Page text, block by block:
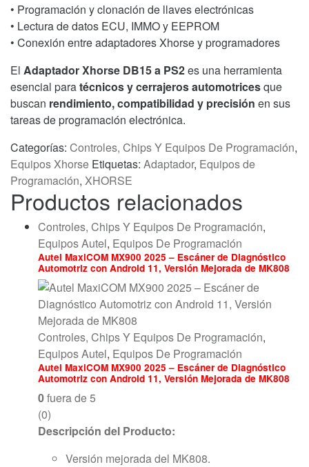
• Programación y clonación de llaves electrónicas
• Lectura de datos ECU, IMMO y EEPROM
• Conexión entre adaptadores Xhorse y programadores
El Adaptador Xhorse DB15 a PS2es una herramienta
esencial paratécnicos y cerrajeros automotricesque
buscan rendimiento, compatibilidad y precisión en sus
tareas de programación electrónica.
Categorías: Controles, Chips Y Equipos De Programación,
Equipos Xhorse Etiquetas: Adaptador, Equipos de
Programación, XHORSE
Productos relacionados
Controles, Chips Y Equipos De Programación,
Equipos Autel, Equipos De Programación
Autel MaxiCOM MX900 2025 – Escáner de Diagnóstico
Automotriz con Android 11, Versión Mejorada de MK808
Controles, Chips Y Equipos De Programación,
Equipos Autel, Equipos De Programación
Autel MaxiCOM MX900 2025 – Escáner de Diagnóstico
Automotriz con Android 11, Versión Mejorada de MK808
0fuera de 5
(0)
Descripción del Producto:
Versión mejorada del MK808.